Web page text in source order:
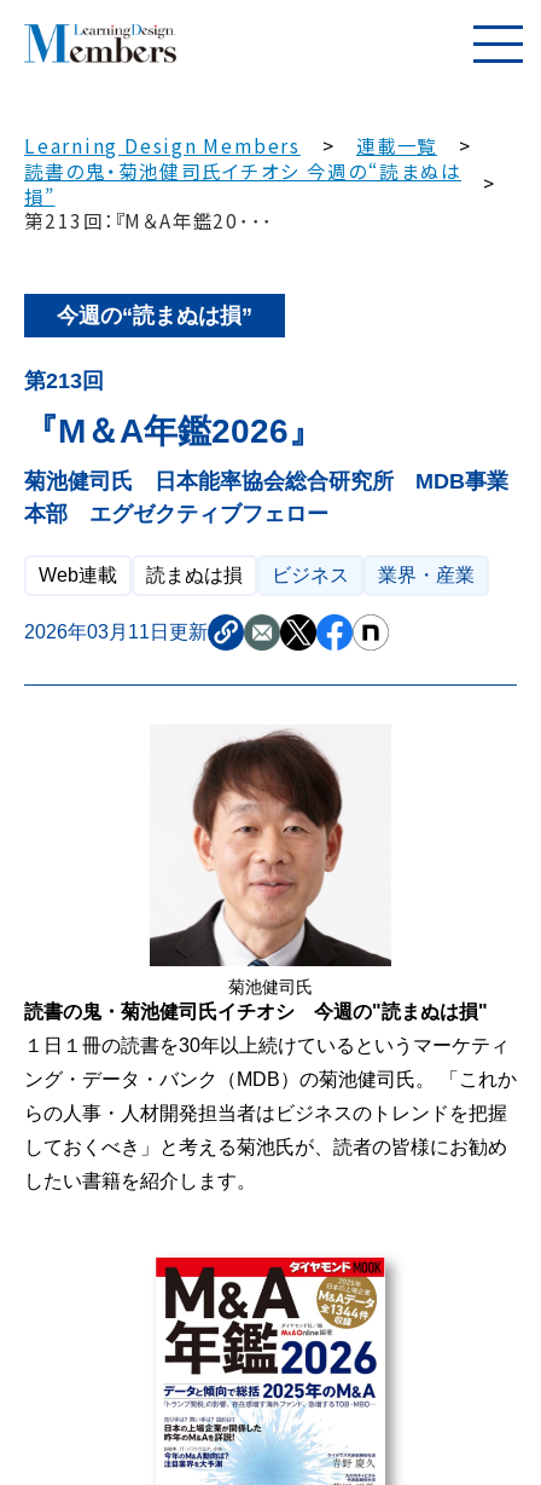
Learning Design Members
連載一覧
読書の鬼・菊池健司氏イチオシ 今週の“読まぬは
損”
第213回：『M＆A年鑑20･･･
今週の“読まぬは損”
第213回
『M＆A年鑑2026』
菊池健司氏 日本能率協会総合研究所 MDB事業
本部 エグゼクティブフェロー
Web連載 読まぬは損 ビジネス 業界・産業
2026年03月11日更新
菊池健司氏
読書の鬼・菊池健司氏イチオシ 今週の"読まぬは損"
１日１冊の読書を30年以上続けているというマーケティ
ング・データ・バンク（MDB）の菊池健司氏。 「これか
らの人事・人材開発担当者はビジネスのトレンドを把握
しておくべき」と考える菊池氏が、読者の皆様にお勧め
したい書籍を紹介します。